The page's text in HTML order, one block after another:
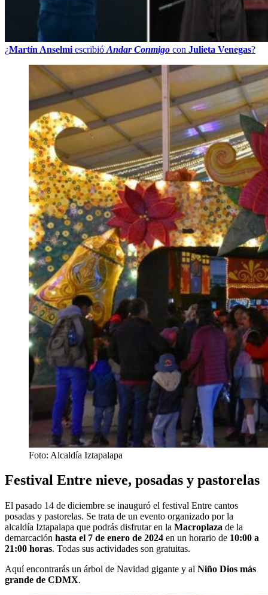
¿Martín Anselmi escribió Andar Conmigo con Julieta Venegas?
Foto: Alcaldía Iztapalapa
Festival Entre nieve, posadas y pastorelas
El pasado 14 de diciembre se inauguró el festival Entre cantos
posadas y pastorelas. Se trata de un evento organizado por la
alcaldía Iztapalapa que podrás disfrutar en la Macroplaza de la
demarcación hasta el 7 de enero de 2024 en un horario de 10:00 a
21:00 horas. Todas sus actividades son gratuitas.
Aquí encontrarás un árbol de Navidad gigante y al Niño Dios más
grande de CDMX.